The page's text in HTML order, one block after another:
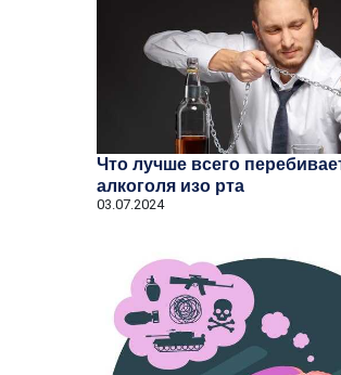
Что лучше всего
алкоголя изо рта
03.07.2024